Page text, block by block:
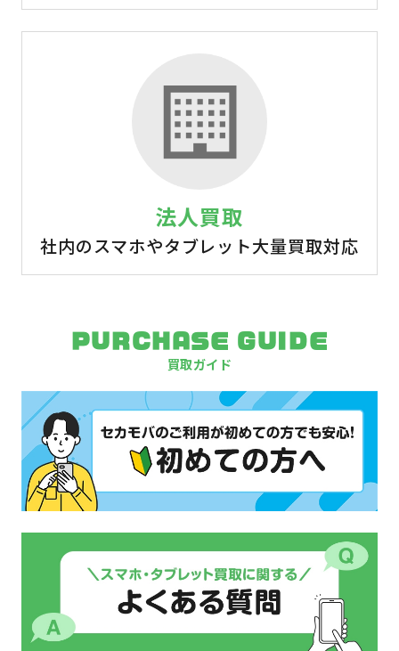
法人買取
社内のスマホやタブレット大量買取対応
PURCHASE GUIDE
買取ガイド